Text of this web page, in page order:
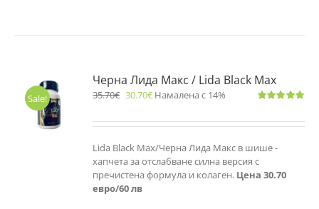
Sale!
Черна Лида Макс / Lida Black Max
35.70€ 30.70€ Намалена с 14%
Lida Black Max/Черна Лида Макс в шише -
хапчета за отслабване силна версия с
пречистена формула и колаген. Цена 30.70
евро/60 лв